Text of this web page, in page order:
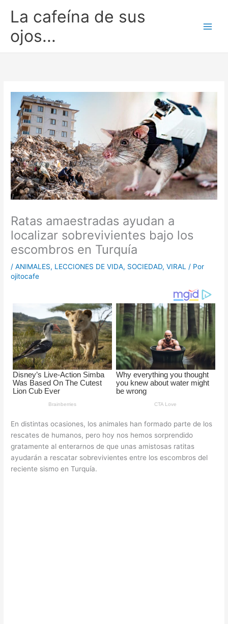
La cafeína de sus
ojos...
Ratas amaestradas ayudan a
localizar sobrevivientes bajo los
escombros en Turquía
/ANIMALES, LECCIONES DE VIDA, SOCIEDAD,VIRAL
/ Por
ojitocafe
En distintas ocasiones, los animales han formado parte de los
rescates de humanos, pero hoy nos hemos sorprendido
gratamente al enterarnos de que unas amistosas ratitas
ayudarán a rescatar sobrevivientes entre los escombros del
reciente sismo en Turquía.